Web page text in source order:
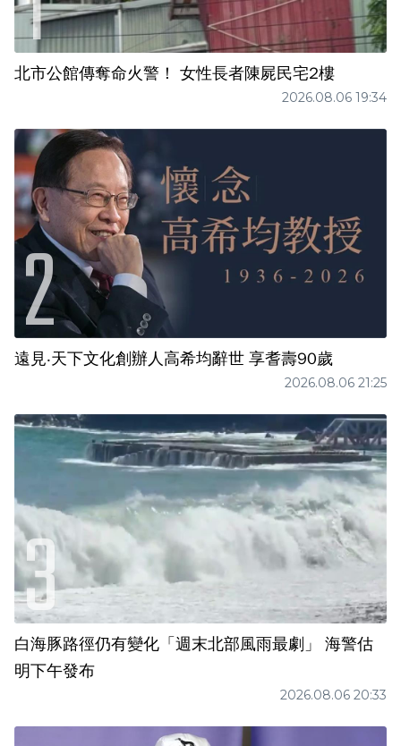
北市公館傳奪命火警！ 女性長者陳屍民宅2樓
2026.08.06 19:34
遠見‧天下文化創辦人高希均辭世 享耆壽90歲
2026.08.06 21:25
白海豚路徑仍有變化「週末北部風雨最劇」 海警估
明下午發布
2026.08.06 20:33